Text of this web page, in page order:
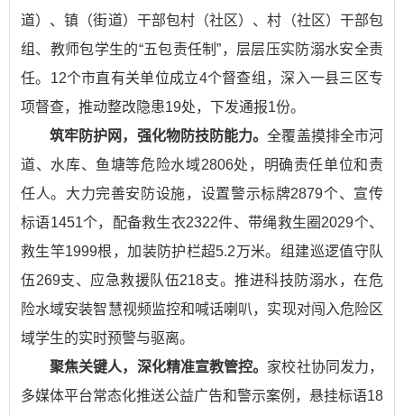
道）、镇（街道）干部包村（社区）、村（社区）干部包
组、教师包学生的“五包责任制”，层层压实防溺水安全责
任。12个市直有关单位成立4个督查组，深入一县三区专
项督查，推动整改隐患19处，下发通报1份。
筑牢防护网，强化物防技防能力。全覆盖摸排全市河
道、水库、鱼塘等危险水域2806处，明确责任单位和责
任人。大力完善安防设施，设置警示标牌2879个、宣传
标语1451个，配备救生衣2322件、带绳救生圈2029个、
救生竿1999根，加装防护栏超5.2万米。组建巡逻值守队
伍269支、应急救援队伍218支。推进科技防溺水，在危
险水域安装智慧视频监控和喊话喇叭，实现对闯入危险区
域学生的实时预警与驱离。
聚焦关键人，深化精准宣教管控。 家校社协同发力，
多媒体平台常态化推送公益广告和警示案例，悬挂标语18